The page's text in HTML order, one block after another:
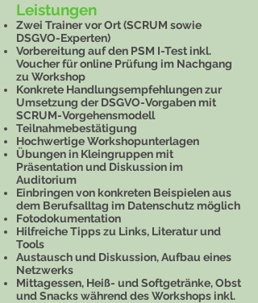
Leistungen
Zwei Trainer vor Ort (SCRUM sowie
DSGVO-Experten)
Vorbereitung auf den PSM I-Test inkl.
Voucher für online Prüfung im Nachgang
zu Workshop
Konkrete Handlungsempfehlungen zur
Umsetzung der DSGVO-Vorgaben mit
SCRUM-Vorgehensmodell
Teilnahmebestätigung
Hochwertige Workshopunterlagen
Übungen in Kleingruppen mit
Präsentation und Diskussion im
Auditorium
Einbringen von konkreten Beispielen aus
dem Berufsalltag im Datenschutz möglich
Fotodokumentation
Hilfreiche Tipps zu Links, Literatur und
Tools
Austausch und Diskussion, Aufbau eines
Netzwerks
Mittagessen, Heiß- und Softgetränke, Obst
und Snacks während des Workshops inkl.